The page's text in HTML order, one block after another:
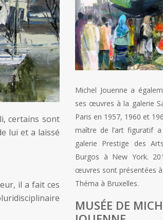
certains sont
lui et a laissé
il a fait ces
Michel Jouenne a
ses œuvres à la galerie
Paris en 1957, 1960 et
maître de l’art figuratif
galerie Prestige des
Burgos à New York.
œuvres sont présentées
Théma à Bruxelles.
MUSÉE DE